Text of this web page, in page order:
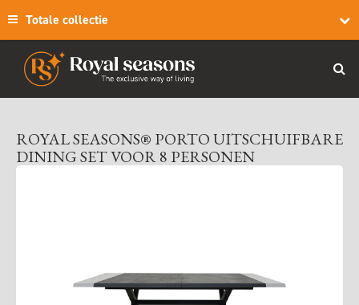
Totale collectie
ROYAL SEASONS® PORTO UITSCHUIFBARE
DINING SET VOOR 8 PERSONEN